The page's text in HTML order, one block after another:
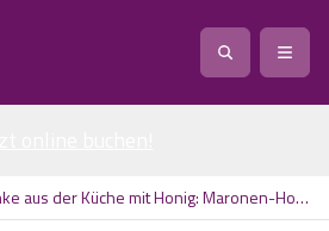
Service
Natur
Abreise Geschenke aus der Küche mit Honig: Maronen-Honig, Honig-Butter und Walnüsse in Thymian-Honig